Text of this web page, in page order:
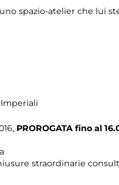
spazio-atelier che lui
PROROGATA fino al
straordinarie